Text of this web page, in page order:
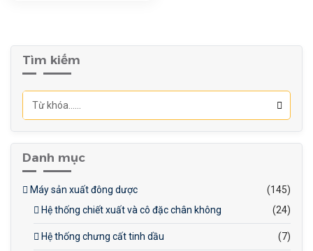
Tìm kiếm
Danh mục
Máy sản xuất đông dược
(145)
Hệ thống chiết xuất và cô đặc chân không
(24)
Hệ thống chưng cất tinh dầu (7)